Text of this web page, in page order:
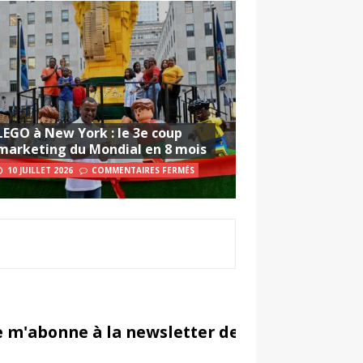
à New York : le 3e coup
du Mondial en 8 mois
10 JUILLET 2026 COMMENTAIRES FERMÉS
m'abonne à la newsletter de